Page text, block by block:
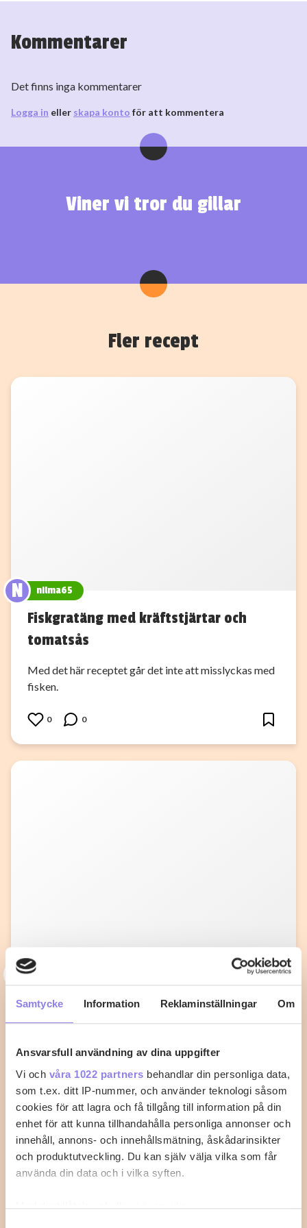
Samtycke Information Reklaminställningar Om
Ansvarsfull användning av dina uppgifter
Vi och våra 1022 partners behandlar din personliga data,
som t.ex. ditt IP-nummer, och använder teknologi såsom
cookies för att lagra och få tillgång till information på din
enhet för att kunna tillhandahålla personliga annonser och
innehåll, annons- och innehållsmätning, åskådarinsikter
och produktutveckling. Du kan själv välja vilka som får
använda din data och i vilka syften.
Med din tillåtelse skulle vi även vilja:
Kommentarer
Det finns inga kommentarer
Logga in eller skapa konto för att kommentera
Viner vi tror du gillar
Fler recept
N nilma65
Fiskgratäng med kräftstjärtar och
tomatsås
Med det här receptet går det inte att misslyckas med
fisken.
0 0
T
Knafeh med Mascarpone
marscapone
1 0